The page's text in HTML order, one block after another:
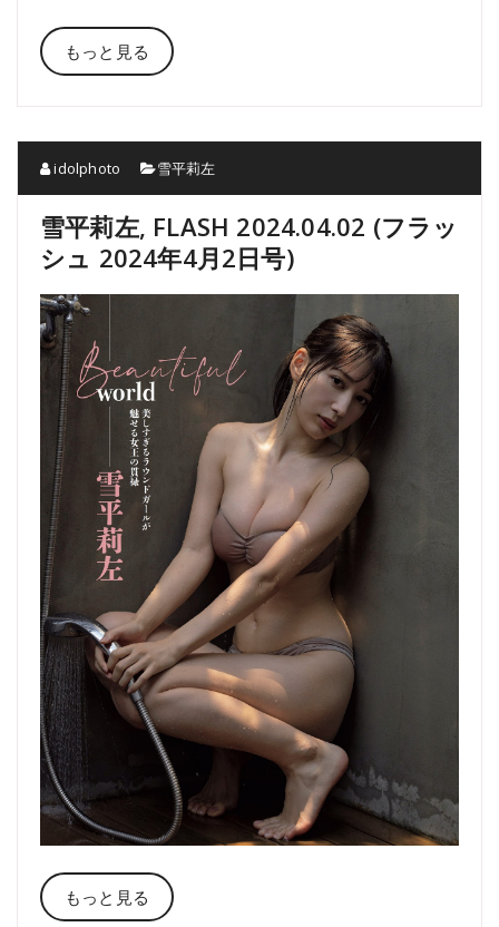
もっと見る
idolphoto 雪平莉左
雪平莉左, FLASH 2024.04.02 (フラッ
シュ 2024年4月2日号)
もっと見る